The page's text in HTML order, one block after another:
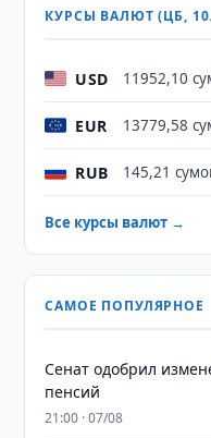
КУРСЫ ВАЛЮТ (ЦБ,
USD 11952,10
EUR 13779,58
RUB 145,21
Все курсы валют →
САМОЕ ПОПУЛЯРНОЕ
Сенат одобрил
пенсий
21:00 · 07/08